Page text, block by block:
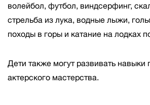
волейбол, футбол, виндсерфинг,
стрельба из лука, водные лыжи,
походы в горы и катание на лодках
Дети также могут развивать навыки
актерского мастерства.